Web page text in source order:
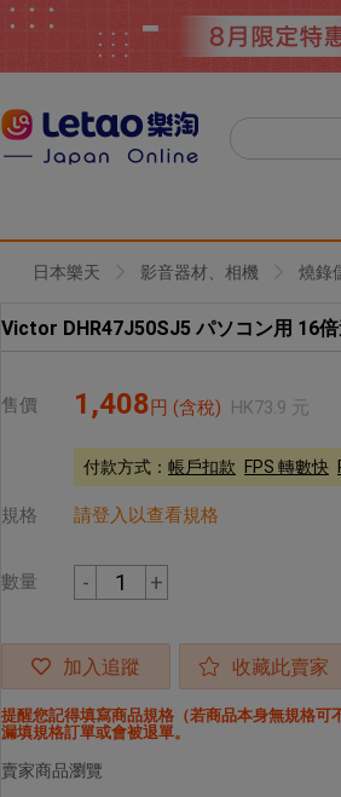
日本樂天 影音器材、相機 燒錄
Victor DHR47J50SJ5 パソコン用 16
售價 1,408円 (含稅) HK73.9 元
付款方式： 帳戶扣款 FPS 轉數快
規格 請登入以查看規格
數量 - +
加入追蹤 收藏此賣家
提醒您記得填寫商品規格（若商品本身無規格
漏填規格訂單或會被退單。
賣家商品瀏覽